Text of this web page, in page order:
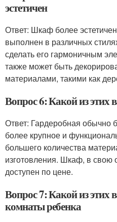
эстетичен
Ответ: Шкаф более
выполнен в различных
сделать его гармоничным
также может быть
материалами, такими как
Вопрос 6: Какой из этих
Ответ: Гардеробная обычно
более крупное и
большего количества
изготовления. Шкаф, в свою
доступен по цене.
Вопрос 7: Какой из этих
комнаты ребенка